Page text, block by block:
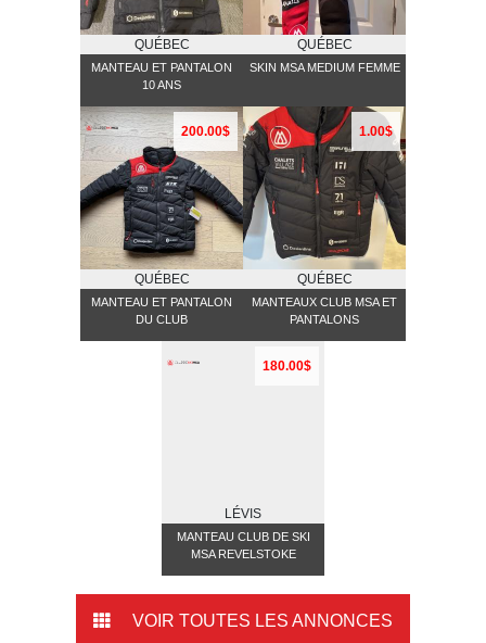
QUÉBEC
MANTEAU ET PANTALON
10 ANS
QUÉBEC
SKIN MSA MEDIUM FEMME
200.00$
QUÉBEC
MANTEAU ET PANTALON
DU CLUB
1.00$
QUÉBEC
MANTEAUX CLUB MSA ET
PANTALONS
180.00$
LÉVIS
MANTEAU CLUB DE SKI
MSA REVELSTOKE
VOIR TOUTES LES ANNONCES